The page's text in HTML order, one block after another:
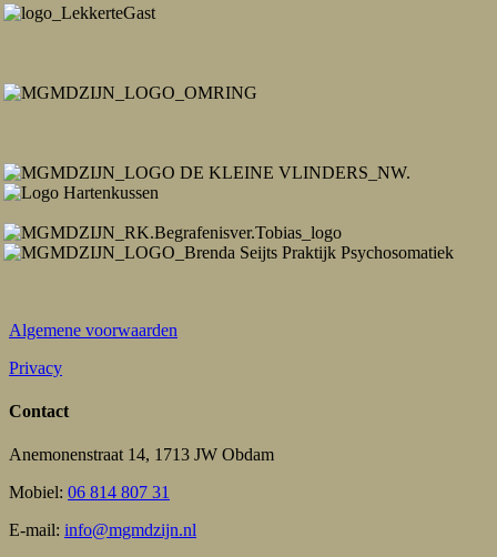
Algemene voorwaarden
Privacy
Contact
Anemonenstraat 14, 1713 JW Obdam
Mobiel: 06 814 807 31
E-mail: info@mgmdzijn.nl